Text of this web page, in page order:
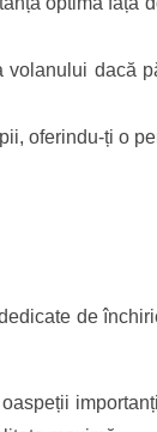
dacă
oferindu-ți o
de